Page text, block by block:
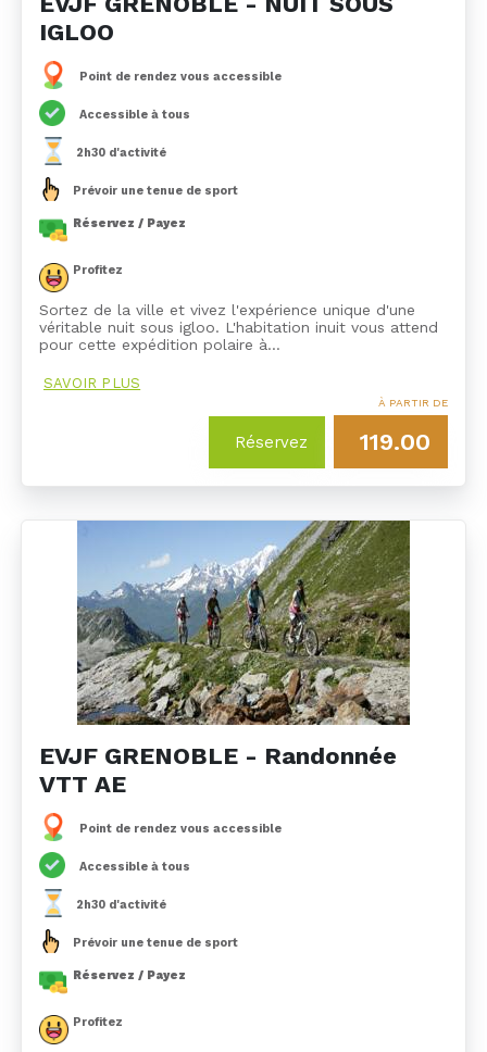
IGLOO
Point de rendez vous accessible
Accessible à tous
2h30 d'activité
Prévoir une tenue de sport
Réservez / Payez
Profitez
Sortez de la ville et vivez l'expérience unique d'une
véritable nuit sous igloo. L'habitation inuit vous attend
pour cette expédition polaire à…
SAVOIR PLUS
Réservez
À PARTIR DE
119.00
EVJF GRENOBLE - Randonnée
VTT AE
Point de rendez vous accessible
Accessible à tous
2h30 d'activité
Prévoir une tenue de sport
Réservez / Payez
Profitez